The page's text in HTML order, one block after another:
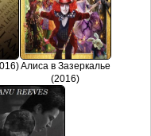
Алиса в Зазеркалье
(2016)